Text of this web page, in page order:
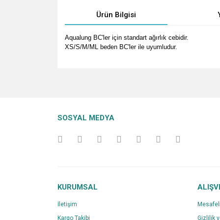
Ürün Bilgisi
Aqualung BC'ler için standart ağırlık cebidir.
XS/S/M/ML beden BC'ler ile uyumludur.
Ürün açıklamasında eksik bilgiler bulunuyor.
SOSYAL MEDYA
KURUMSAL
İletişim
Kargo Takibi
Gizlilik